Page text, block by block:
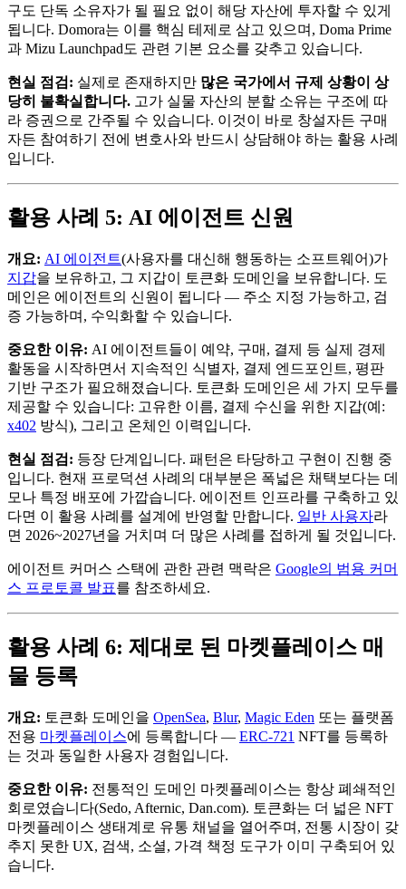
구도 단독 소유자가 될 필요 없이 해당 자산에 투자할 수 있게
됩니다. Domora는 이를 핵심 테제로 삼고 있으며, Doma Prime
과 Mizu Launchpad도 관련 기본 요소를 갖추고 있습니다.
현실 점검: 실제로 존재하지만 많은 국가에서 규제 상황이 상
당히 불확실합니다. 고가 실물 자산의 분할 소유는 구조에 따
라 증권으로 간주될 수 있습니다. 이것이 바로 창설자든 구매
자든 참여하기 전에 변호사와 반드시 상담해야 하는 활용 사례
입니다.
활용 사례 5: AI 에이전트 신원
개요: AI 에이전트(사용자를 대신해 행동하는 소프트웨어)가
지갑을 보유하고, 그 지갑이 토큰화 도메인을 보유합니다. 도
메인은 에이전트의 신원이 됩니다 — 주소 지정 가능하고, 검
증 가능하며, 수익화할 수 있습니다.
중요한 이유: AI 에이전트들이 예약, 구매, 결제 등 실제 경제
활동을 시작하면서 지속적인 식별자, 결제 엔드포인트, 평판
기반 구조가 필요해졌습니다. 토큰화 도메인은 세 가지 모두를
제공할 수 있습니다: 고유한 이름, 결제 수신을 위한 지갑(예:
x402 방식), 그리고 온체인 이력입니다.
현실 점검: 등장 단계입니다. 패턴은 타당하고 구현이 진행 중
입니다. 현재 프로덕션 사례의 대부분은 폭넓은 채택보다는 데
모나 특정 배포에 가깝습니다. 에이전트 인프라를 구축하고 있
다면 이 활용 사례를 설계에 반영할 만합니다. 일반 사용자라
면 2026~2027년을 거치며 더 많은 사례를 접하게 될 것입니다.
에이전트 커머스 스택에 관한 관련 맥락은 Google의 범용 커머
스 프로토콜 발표를 참조하세요.
활용 사례 6: 제대로 된 마켓플레이스 매
물 등록
개요: 토큰화 도메인을 OpenSea, Blur, Magic Eden 또는 플랫폼
전용 마켓플레이스에 등록합니다 — ERC-721 NFT를 등록하
는 것과 동일한 사용자 경험입니다.
중요한 이유: 전통적인 도메인 마켓플레이스는 항상 폐쇄적인
회로였습니다(Sedo, Afternic, Dan.com). 토큰화는 더 넓은 NFT
마켓플레이스 생태계로 유통 채널을 열어주며, 전통 시장이 갖
추지 못한 UX, 검색, 소셜, 가격 책정 도구가 이미 구축되어 있
습니다.